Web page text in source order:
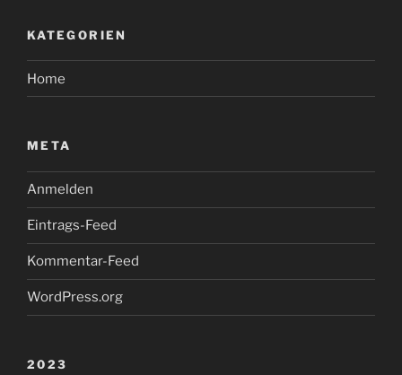
KATEGORIEN
Home
META
Anmelden
Eintrags-Feed
Kommentar-Feed
WordPress.org
2023